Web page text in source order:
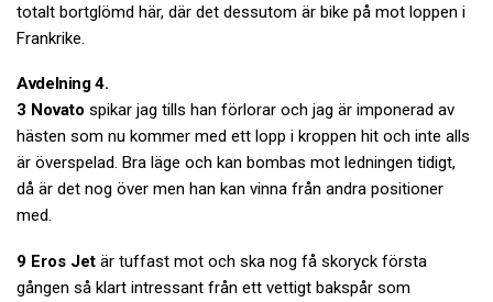
totalt bortglömd här, där det dessutom är bike på mot loppen i
Frankrike.
Avdelning 4.
3 Novato spikar jag tills han förlorar och jag är imponerad av
hästen som nu kommer med ett lopp i kroppen hit och inte alls
är överspelad. Bra läge och kan bombas mot ledningen tidigt,
då är det nog över men han kan vinna från andra positioner
med.
9 Eros Jet är tuffast mot och ska nog få skoryck första
gången så klart intressant från ett vettigt bakspår som